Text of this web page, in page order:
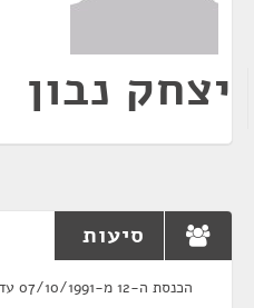
יצחק נבון
סיעות
הכנסת ה-12 מ-07/10/1991 עד 13/07/1992